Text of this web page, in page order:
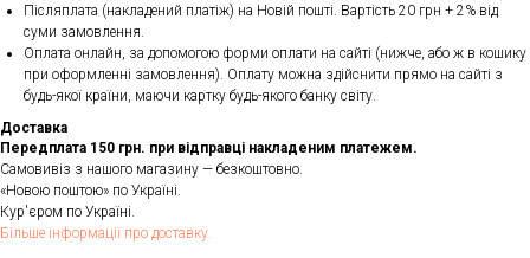
Післяплата (накладений платіж) на Новій пошті. Вартість 20 грн + 2% від
суми замовлення.
Оплата онлайн, за допомогою форми оплати на сайті (нижче, або ж в кошику
при оформленні замовлення). Оплату можна здійснити прямо на сайті з
будь-якої країни, маючи картку будь-якого банку світу.
Доставка
Передплата 150 грн. при відправці накладеним платежем.
Самовивіз з нашого магазину — безкоштовно.
«Новою поштою» по Україні.
Кур'єром по Україні.
Більше інформації про доставку.